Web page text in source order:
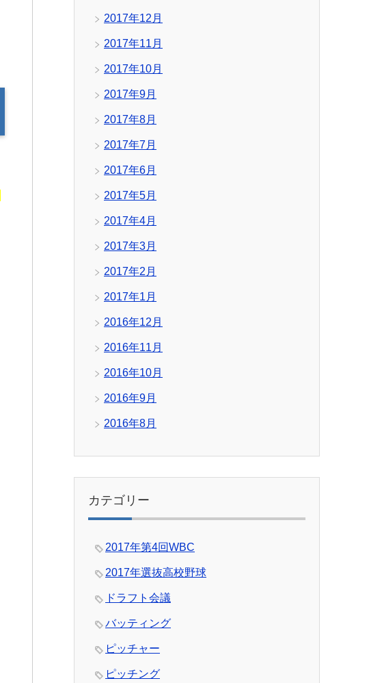
2017年12月
2017年11月
2017年10月
2017年9月
2017年8月
2017年7月
2017年6月
2017年5月
2017年4月
2017年3月
2017年2月
2017年1月
2016年12月
2016年11月
2016年10月
2016年9月
2016年8月
カテゴリー
2017年第4回WBC
2017年選抜高校野球
ドラフト会議
バッティング
ピッチャー
ピッチング